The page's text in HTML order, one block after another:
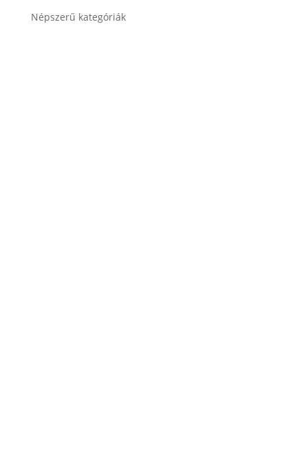
Népszerű kategóriák